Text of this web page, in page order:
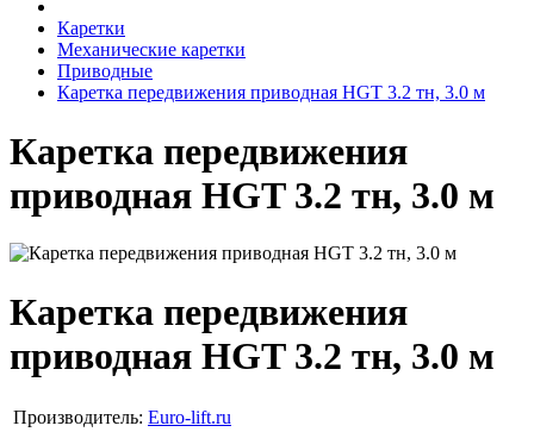
Каретки
Механические каретки
Приводные
Каретка передвижения приводная HGT 3.2 тн, 3.0 м
Каретка передвижения
приводная HGT 3.2 тн, 3.0 м
Каретка передвижения
приводная HGT 3.2 тн, 3.0 м
Производитель: Euro-lift.ru